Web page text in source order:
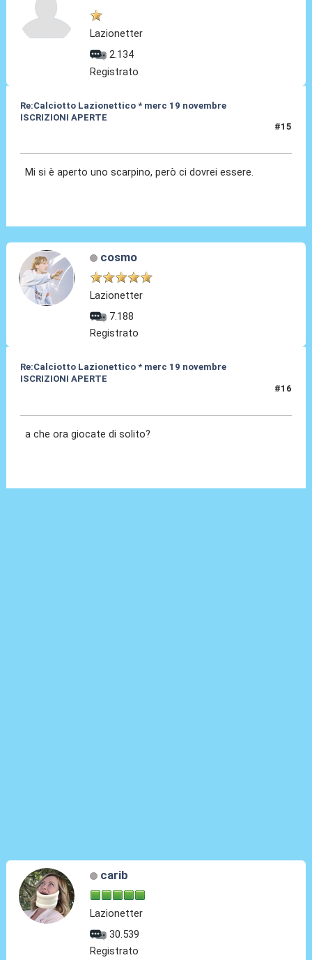
Lazionetter
2.134
Registrato
Re:Calciotto Lazionettico * merc 19 novembre
ISCRIZIONI APERTE
#15
Mi si è aperto uno scarpino, però ci dovrei essere.
cosmo
Lazionetter
7.188
Registrato
Re:Calciotto Lazionettico * merc 19 novembre
ISCRIZIONI APERTE
#16
a che ora giocate di solito?
carib
Lazionetter
30.539
Registrato